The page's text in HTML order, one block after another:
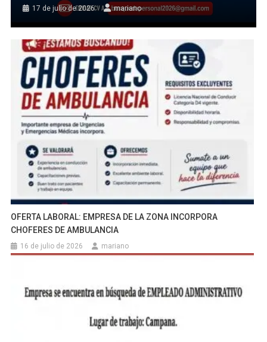
17 de julio de 2026 mariano
OFERTA LABORAL: EMPRESA DE LA ZONA INCORPORA
CHOFERES DE AMBULANCIA
16 de julio de 2026 mariano